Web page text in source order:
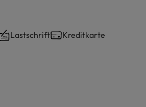
Lastschrift Kreditkarte